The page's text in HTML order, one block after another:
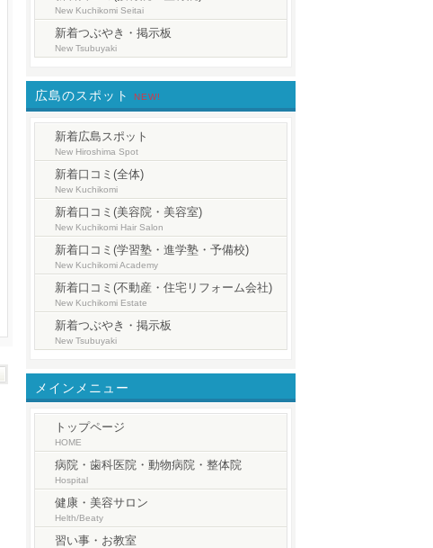
New Kuchikomi Seitai
新着つぶやき・掲示板
New Tsubuyaki
広島のスポット NEW!
新着広島スポット
New Hiroshima Spot
新着口コミ(全体)
New Kuchikomi
新着口コミ(美容院・美容室)
New Kuchikomi Hair Salon
新着口コミ(学習塾・進学塾・予備校)
New Kuchikomi Academy
新着口コミ(不動産・住宅リフォーム会社)
New Kuchikomi Estate
新着つぶやき・掲示板
New Tsubuyaki
メインメニュー
トップページ
HOME
病院・歯科医院・動物病院・整体院
Hospital
健康・美容サロン
Helth/Beaty
習い事・お教室